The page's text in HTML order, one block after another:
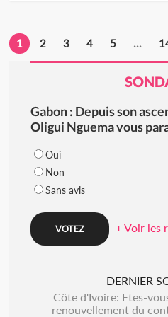
1 2 3 4 5 ...
Gabon : Depuis son
Oligui Nguema vous
Oui
Non
Sans avis
+ Voir les
DERNIER
Côte d'Ivoire: Etes-
renouvellement du